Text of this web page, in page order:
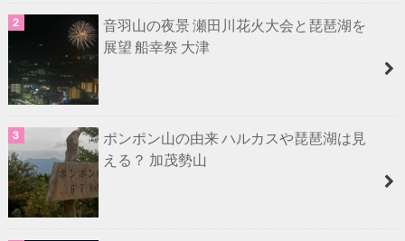
音羽山の夜景 瀬田川花火大会と琵琶湖を
展望 船幸祭 大津
ポンポン山の由来 ハルカスや琵琶湖は見
える？ 加茂勢山